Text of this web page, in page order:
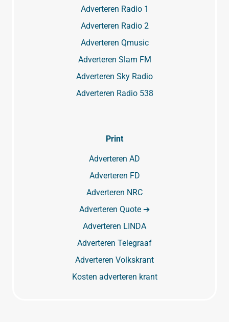
Adverteren Radio 1
Adverteren Radio 2
Adverteren Qmusic
Adverteren Slam FM
Adverteren Sky Radio
Adverteren Radio 538
Print
Adverteren AD
Adverteren FD
Adverteren NRC
Adverteren Quote ➔
Adverteren LINDA
Adverteren Telegraaf
Adverteren Volkskrant
Kosten adverteren krant